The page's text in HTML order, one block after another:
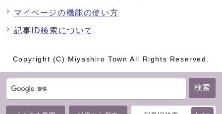
検索
マイページの機能の使い方
記事ID検索について
Copyright (C) Miyashiro Town All Rights Reserved.